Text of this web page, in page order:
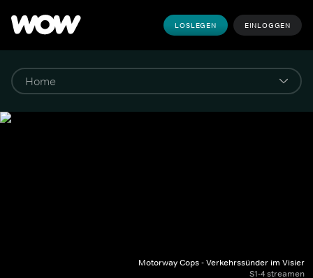
LOSLEGEN EINLOGGEN
Motorway Cops - Verkehrssünder im Visier
S1-4 streamen